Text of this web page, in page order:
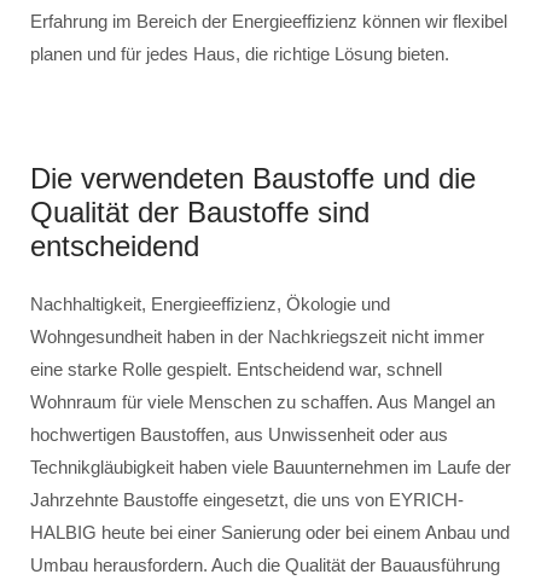
Erfahrung im Bereich der Energieeffizienz können wir flexibel
planen und für jedes Haus, die richtige Lösung bieten.
Die verwendeten Baustoffe und die
Qualität der Baustoffe sind
entscheidend
Nachhaltigkeit, Energieeffizienz, Ökologie und
Wohngesundheit haben in der Nachkriegszeit nicht immer
eine starke Rolle gespielt. Entscheidend war, schnell
Wohnraum für viele Menschen zu schaffen. Aus Mangel an
hochwertigen Baustoffen, aus Unwissenheit oder aus
Technikgläubigkeit haben viele Bauunternehmen im Laufe der
Jahrzehnte Baustoffe eingesetzt, die uns von EYRICH-
HALBIG heute bei einer Sanierung oder bei einem Anbau und
Umbau herausfordern. Auch die Qualität der Bauausführung